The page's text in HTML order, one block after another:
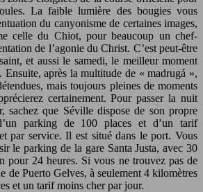
La faible lumière des bougies vous
du canyonisme de certaines images,
celle du Chiot, pour beaucoup un chef-
de l’agonie du Christ. C’est peut-être
et aussi le samedi, le meilleur moment
après la multitude de « madrugá »,
mais toujours pleines de moments
certainement. Pour passer la nuit
sachez que Séville dispose de son propre
parking de 100 places et d’un tarif
par service. Il est situé dans le port. Vous
le parking de la gare Santa Justa, avec 30
pour 24 heures. Si vous ne trouvez pas de
de Puerto Gelves, à seulement 4 kilomètres
et un tarif moins cher par jour.